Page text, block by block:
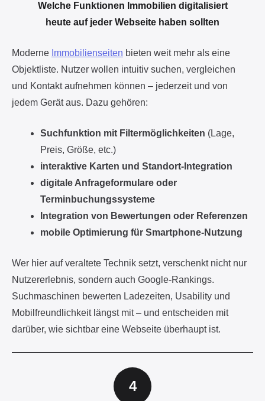
ModerneImmobilienseitenbieten weit mehr als eine
Objektliste. Nutzer wollen intuitiv suchen, vergleichen
jedem Gerät aus. Dazu gehören:
Suchfunktion mit Filtermöglichkeiten(Lage,
Preis, Größe, etc.)
digitale Anfrageformulare oder
Terminbuchungssysteme
Integration von Bewertungen oder Referenzen
mobile Optimierung für Smartphone-Nutzung
Wer hier auf veraltete Technik setzt, verschenkt nicht nur
Nutzererlebnis, sondern auch Google-Rankings.
Mobilfreundlichkeit längst mit – und entscheiden mit
darüber, wie sichtbar eine Webseite überhaupt ist.
Digitalisierung bedeutet mehr als eine Webseite –
aber sie beginnt dort